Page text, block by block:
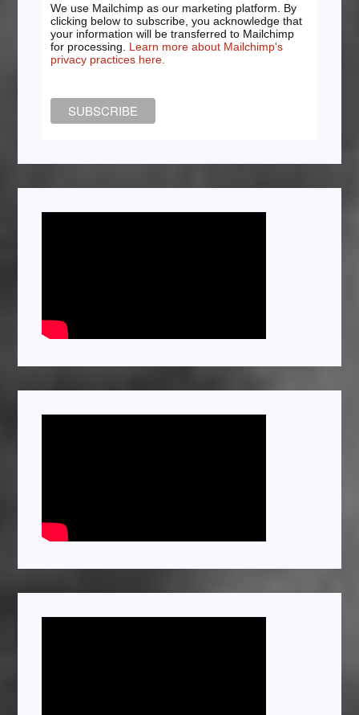
We use Mailchimp as our marketing platform. By
clicking below to subscribe, you acknowledge that
your information will be transferred to Mailchimp
for processing. Learn more about Mailchimp's
privacy practices here.